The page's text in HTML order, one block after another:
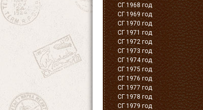
СГ 1968 год
СГ 1969 год
СГ 1970 год
СГ 1971 год
СГ 1972 год
СГ 1973 год
СГ 1974 год
СГ 1975 год
СГ 1976 год
СГ 1977 год
СГ 1978 год
СГ 1979 год